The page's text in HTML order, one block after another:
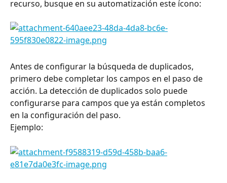
recurso, busque en su automatización este ícono:
Antes de configurar la búsqueda de duplicados,
primero debe completar los campos en el paso de
acción. La detección de duplicados solo puede
configurarse para campos que ya están completos
en la configuración del paso.
Ejemplo: